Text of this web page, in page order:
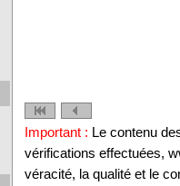
Important : Le contenu
vérifications effectuées,
véracité, la qualité et le